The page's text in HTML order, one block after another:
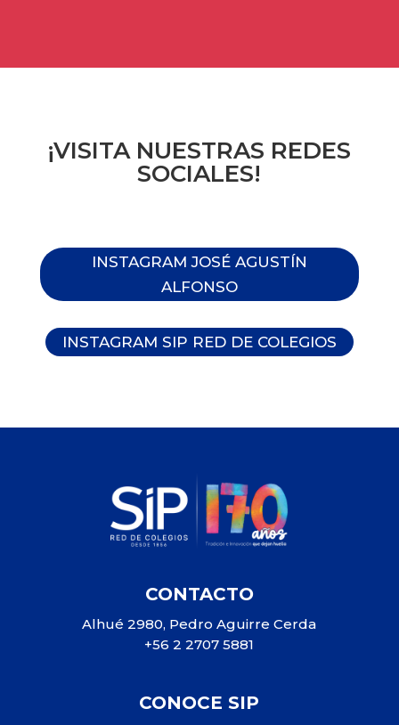
¡VISITA NUESTRAS REDES
SOCIALES!
INSTAGRAM JOSÉ AGUSTÍN
ALFONSO
INSTAGRAM SIP RED DE COLEGIOS
CONTACTO
Alhué 2980, Pedro Aguirre Cerda
+56 2 2707 5881
CONOCE SIP